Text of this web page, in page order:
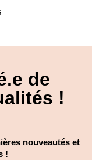
de
!
nouveautés et
!